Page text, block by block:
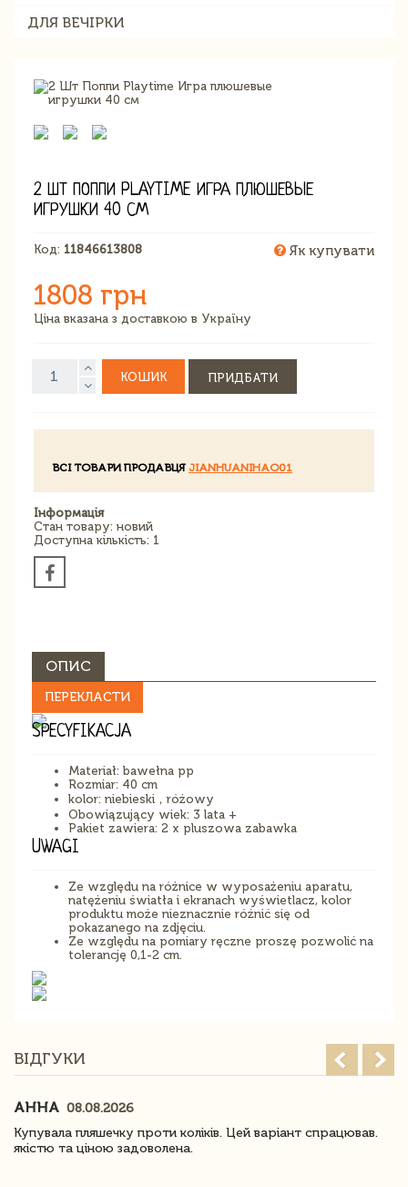
ДЛЯ ВЕЧІРКИ
2 ШТ ПОППИ PLAYTIME ИГРА ПЛЮШЕВЫЕ
ИГРУШКИ 40 СМ
Код: 11846613808 Як купувати
1808 грн
Ціна вказана з доставкою в Україну
КОШИК ПРИДБАТИ
ВСІ ТОВАРИ ПРОДАВЦЯ JIANHUANIHAO01
Інформація
Стан товару: новий
Доступна кількість: 1
ОПИС
ПЕРЕКЛАСТИ
SPECYFIKACJA
Materiał: bawełna pp
Rozmiar: 40 cm
kolor: niebieski，różowy
Obowiązujący wiek: 3 lata +
Pakiet zawiera: 2 x pluszowa zabawka
UWAGI
Ze względu na różnice w wyposażeniu aparatu,
natężeniu światła i ekranach wyświetlacz, kolor
produktu może nieznacznie różnić się od
pokazanego na zdjęciu.
Ze względu na pomiary ręczne proszę pozwolić na
tolerancję 0,1-2 cm.
ВІДГУКИ
АННА 08.08.2026
Купувала пляшечку проти коліків. Цей варіант спрацював.
якістю та ціною задоволена.